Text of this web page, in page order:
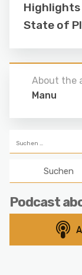
Highlights
State of
About the
Manu
nach:
Podcast